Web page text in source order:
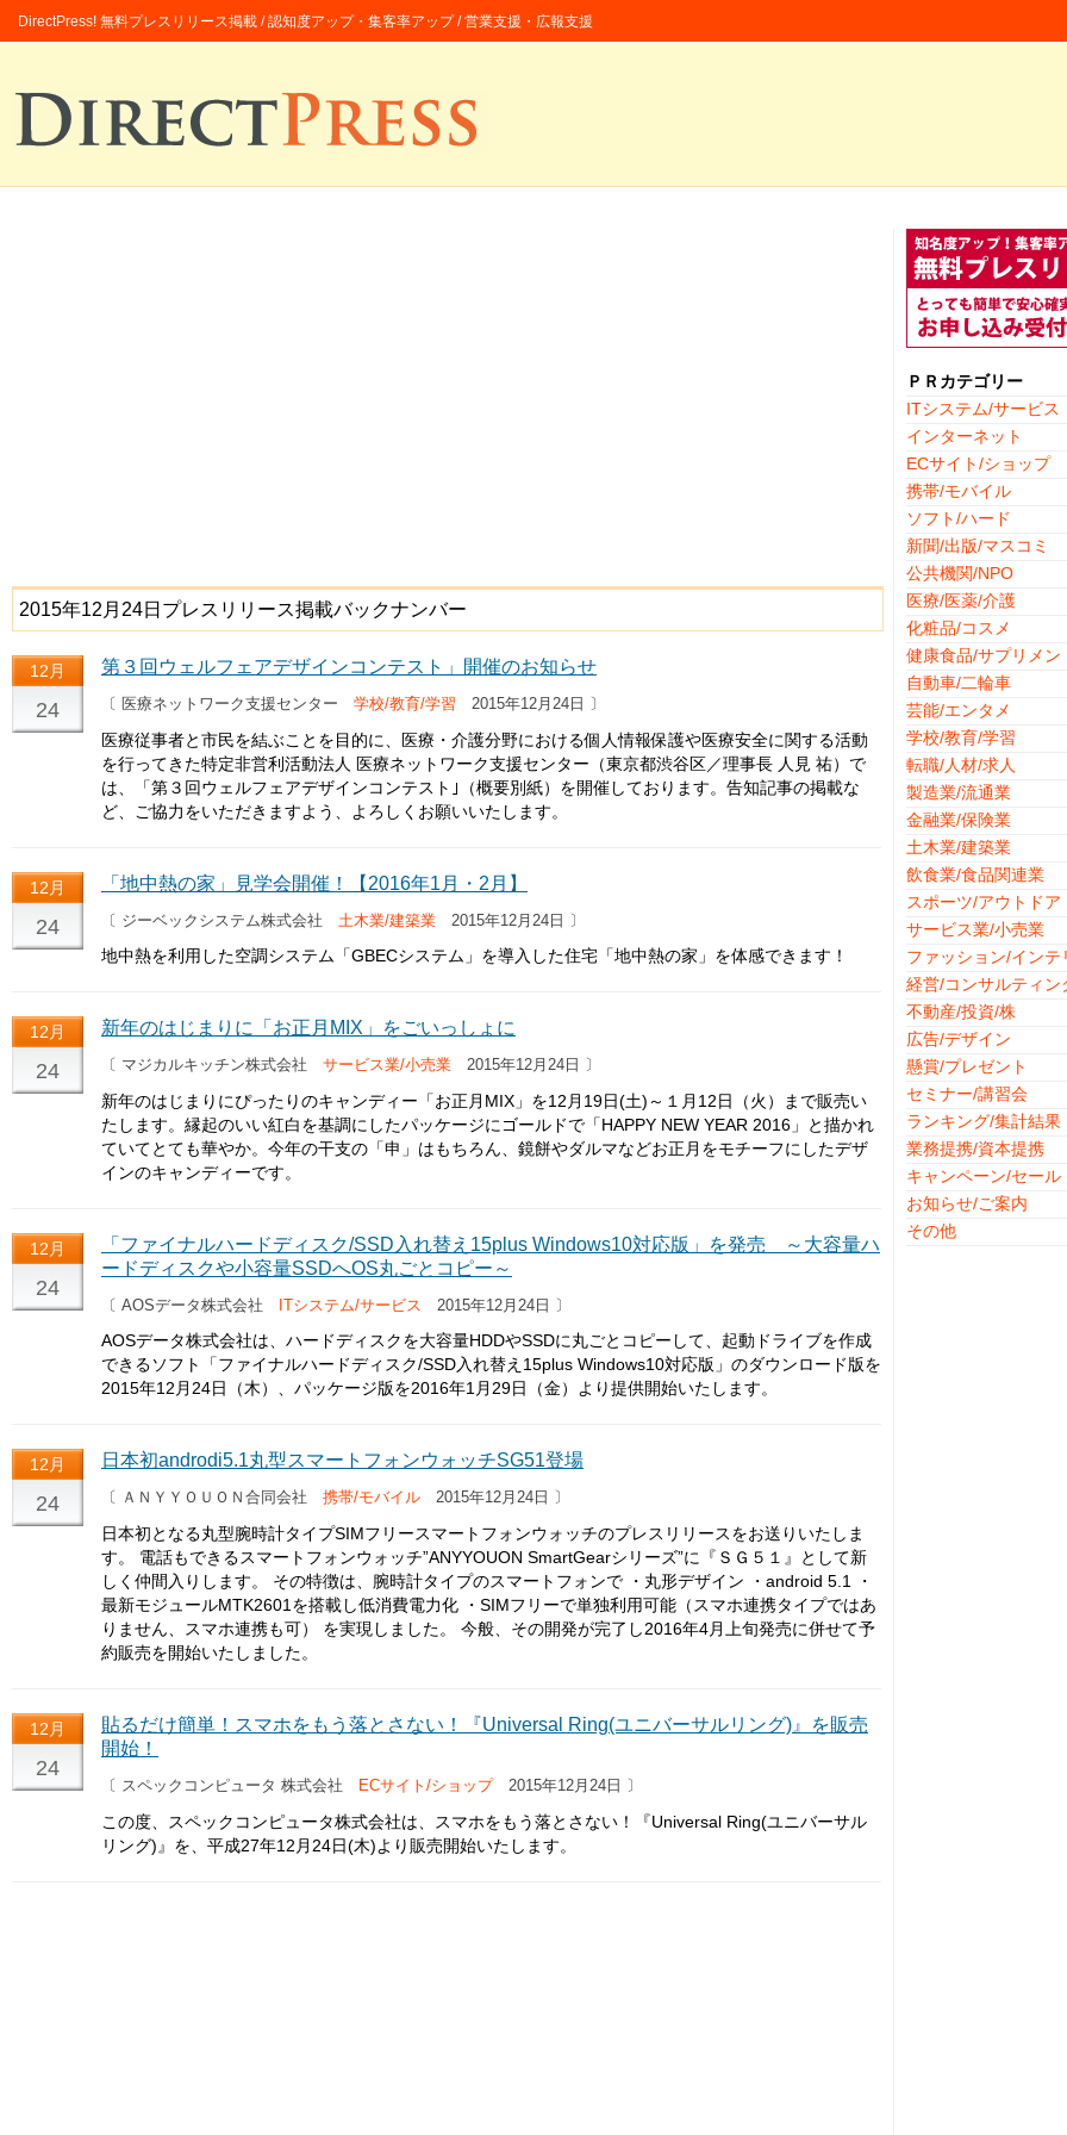
DirectPress! 無料プレスリリース掲載 / 認知度アップ・集客率アップ / 営業支援・広報支援
2015年12月24日プレスリリース掲載バックナンバー
12月
24
第３回ウェルフェアデザインコンテスト」開催のお知らせ
〔 医療ネットワーク支援センター 学校/教育/学習 2015年12月24日 〕
医療従事者と市民を結ぶことを目的に、医療・介護分野における個人情報保護や医療安全に関する活動
を行ってきた特定非営利活動法人 医療ネットワーク支援センター（東京都渋谷区／理事長 人見 祐）で
は、「第３回ウェルフェアデザインコンテスト｣（概要別紙）を開催しております。告知記事の掲載な
ど、ご協力をいただきますよう、よろしくお願いいたします。
12月
24
「地中熱の家」見学会開催！【2016年1月・2月】
〔 ジーベックシステム株式会社 土木業/建築業 2015年12月24日 〕
地中熱を利用した空調システム「GBECシステム」を導入した住宅「地中熱の家」を体感できます！
12月
24
新年のはじまりに「お正月MIX」をごいっしょに
〔 マジカルキッチン株式会社 サービス業/小売業 2015年12月24日 〕
新年のはじまりにぴったりのキャンディー「お正月MIX」を12月19日(土)～１月12日（火）まで販売い
たします。縁起のいい紅白を基調にしたパッケージにゴールドで「HAPPY NEW YEAR 2016」と描かれ
ていてとても華やか。今年の干支の「申」はもちろん、鏡餅やダルマなどお正月をモチーフにしたデザ
インのキャンディーです。
12月
24
「ファイナルハードディスク/SSD入れ替え15plus Windows10対応版」を発売 ～大容量ハ
ードディスクや小容量SSDへOS丸ごとコピー～
〔 AOSデータ株式会社 ITシステム/サービス 2015年12月24日 〕
AOSデータ株式会社は、ハードディスクを大容量HDDやSSDに丸ごとコピーして、起動ドライブを作成
できるソフト「ファイナルハードディスク/SSD入れ替え15plus Windows10対応版」のダウンロード版を
2015年12月24日（木）、パッケージ版を2016年1月29日（金）より提供開始いたします。
12月
24
日本初androdi5.1丸型スマートフォンウォッチSG51登場
〔 ＡＮＹＹＯＵＯＮ合同会社 携帯/モバイル 2015年12月24日 〕
日本初となる丸型腕時計タイプSIMフリースマートフォンウォッチのプレスリリースをお送りいたしま
す。 電話もできるスマートフォンウォッチ”ANYYOUON SmartGearシリーズ”に『ＳＧ５１』として新
しく仲間入りします。 その特徴は、腕時計タイプのスマートフォンで ・丸形デザイン ・android 5.1 ・
最新モジュールMTK2601を搭載し低消費電力化 ・SIMフリーで単独利用可能（スマホ連携タイプではあ
りません、スマホ連携も可） を実現しました。 今般、その開発が完了し2016年4月上旬発売に併せて予
約販売を開始いたしました。
12月
24
貼るだけ簡単！スマホをもう落とさない！『Universal Ring(ユニバーサルリング)』を販売
開始！
〔 スペックコンピュータ 株式会社 ECサイト/ショップ2015年12月24日 〕
この度、スペックコンピュータ株式会社は、スマホをもう落とさない！『Universal Ring(ユニバーサル
リング)』を、平成27年12月24日(木)より販売開始いたします。
ＰＲカテゴリー
ITシステム/サービス
インターネット
ECサイト/ショップ
携帯/モバイル
ソフト/ハード
新聞/出版/マスコミ
公共機関/NPO
医療/医薬/介護
化粧品/コスメ
健康食品/サプリメン
自動車/二輪車
芸能/エンタメ
学校/教育/学習
転職/人材/求人
製造業/流通業
金融業/保険業
土木業/建築業
飲食業/食品関連業
スポーツ/アウトドア
サービス業/小売業
ファッション/インテ
経営/コンサルティン
不動産/投資/株
広告/デザイン
懸賞/プレゼント
セミナー/講習会
ランキング/集計結果
業務提携/資本提携
キャンペーン/セール
お知らせ/ご案内
その他